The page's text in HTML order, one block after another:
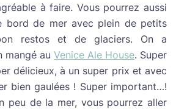
à faire. Vous pourrez aussi
bord de mer avec plein de petits
restos et de glaciers. On a
mangé au Venice Ale House. Super
délicieux, à un super prix et avec
bien gaulées ! Super important…!
peu de la mer, vous pourrez aller